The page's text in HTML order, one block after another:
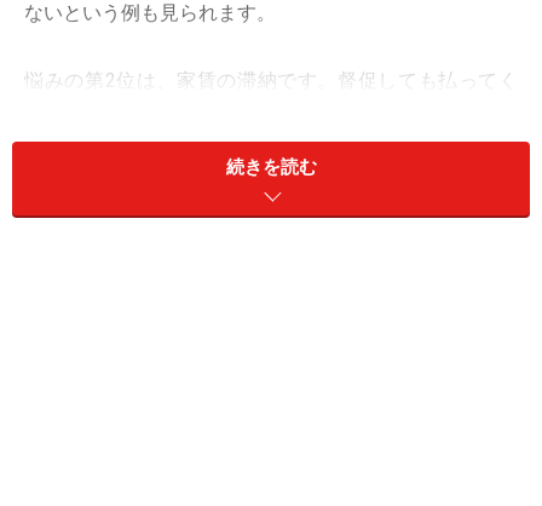
ないという例も見られます。
悩みの第2位は、家賃の滞納です。督促しても払ってく
第3位は、入居者によるトラブルです。ペット不可の規
約にもかかわらずペットを飼ったり、騒音、ゴミ出しと
続きを読む